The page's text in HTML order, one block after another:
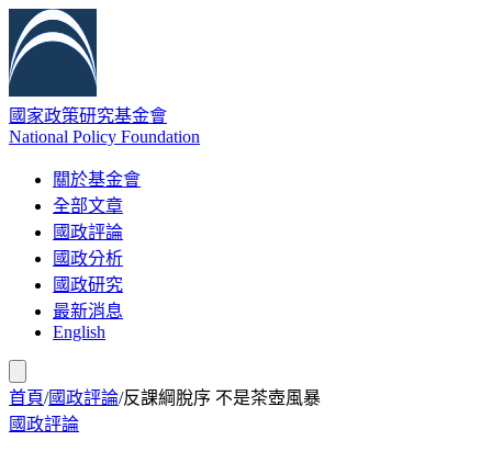
國家政策研究基金會
National Policy Foundation
關於基金會
全部文章
國政評論
國政分析
國政研究
最新消息
English
首頁/國政評論/反課綱脫序 不是茶壺風暴
國政評論